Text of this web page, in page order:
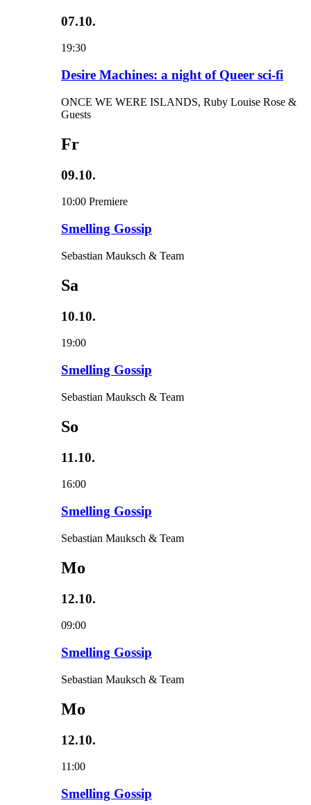
07.10.
19:30
Desire Machines: a night of Queer sci-fi
ONCE WE WERE ISLANDS, Ruby Louise Rose &
Guests
Fr
09.10.
10:00 Premiere
Smelling Gossip
Sebastian Mauksch & Team
Sa
10.10.
19:00
Smelling Gossip
Sebastian Mauksch & Team
So
11.10.
16:00
Smelling Gossip
Sebastian Mauksch & Team
Mo
12.10.
09:00
Smelling Gossip
Sebastian Mauksch & Team
Mo
12.10.
11:00
Smelling Gossip